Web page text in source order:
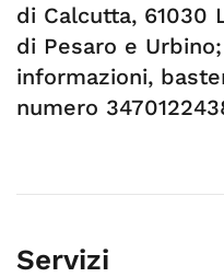
di Calcutta, 61030
di Pesaro e
informazioni,
numero
Servizi